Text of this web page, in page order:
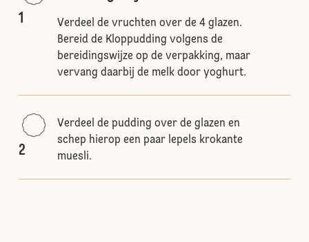
1
Verdeel de vruchten over de 4 glazen.
Bereid de Kloppudding volgens de
bereidingswijze op de verpakking, maar
vervang daarbij de melk door yoghurt.
2
Verdeel de pudding over de glazen en
schep hierop een paar lepels krokante
muesli.